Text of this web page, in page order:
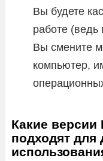
Вы будете
работе (ведь
Вы смените
компьютер,
Какие версии
подходят для